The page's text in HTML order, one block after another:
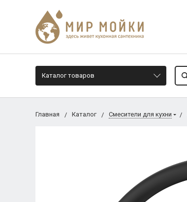
Каталог товаров
Главная Каталог Смесители для кухни